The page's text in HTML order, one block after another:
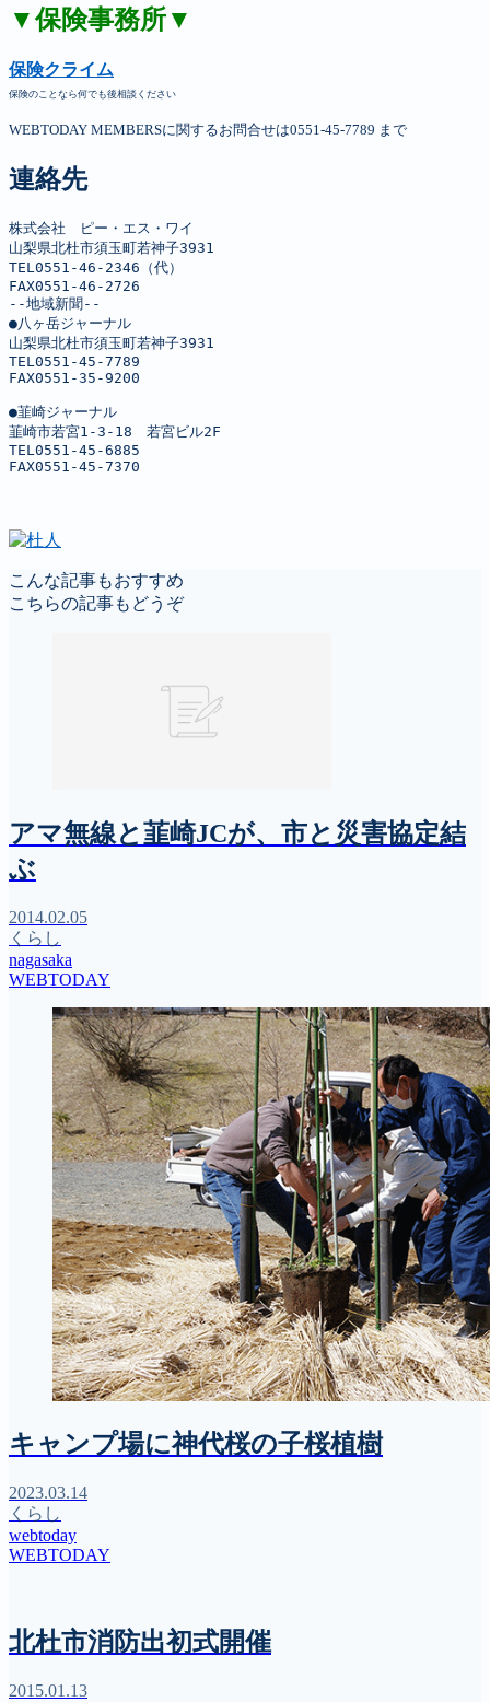
▼保険事務所▼
保険クライム
保険のことなら何でも後相談ください
WEBTODAY MEMBERSに関するお問合せは0551-45-7789 まで
連絡先
株式会社　ピー・エス・ワイ
山梨県北杜市須玉町若神子3931
TEL0551-46-2346（代）
FAX0551-46-2726
--地域新聞--
●八ヶ岳ジャーナル
山梨県北杜市須玉町若神子3931
TEL0551-45-7789
FAX0551-35-9200
●韮崎ジャーナル
韮崎市若宮1-3-18　若宮ビル2F
TEL0551-45-6885
FAX0551-45-7370
こんな記事もおすすめ
こちらの記事もどうぞ
アマ無線と韮崎JCが、市と災害協定結
ぶ
2014.02.05
くらし
nagasaka
WEBTODAY
キャンプ場に神代桜の子桜植樹
2023.03.14
くらし
webtoday
WEBTODAY
北杜市消防出初式開催
2015.01.13